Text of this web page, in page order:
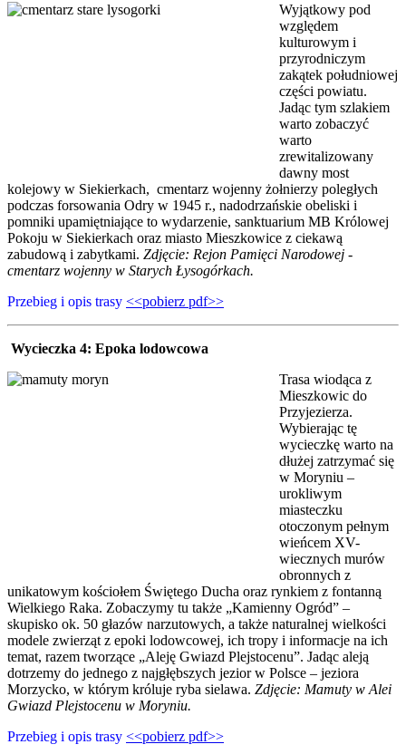
Wyjątkowy pod
względem
kulturowym i
przyrodniczym
zakątek południowej
części powiatu.
Jadąc tym szlakiem
warto zobaczyć
warto
zrewitalizowany
dawny most
kolejowy w Siekierkach, cmentarz wojenny żołnierzy poległych
podczas forsowania Odry w 1945 r., nadodrzańskie obeliski i
pomniki upamiętniające to wydarzenie, sanktuarium MB Królowej
Pokoju w Siekierkach oraz miasto Mieszkowice z ciekawą
zabudową i zabytkami. Zdjęcie: Rejon Pamięci Narodowej -
cmentarz wojenny w Starych Łysogórkach.
Przebieg i opis trasy <<pobierz pdf>>
Wycieczka 4: Epoka lodowcowa
Trasa wiodąca z
Mieszkowic do
Przyjezierza.
Wybierając tę
wycieczkę warto na
dłużej zatrzymać się
w Moryniu –
urokliwym
miasteczku
otoczonym pełnym
wieńcem XV-
wiecznych murów
obronnych z
unikatowym kościołem Świętego Ducha oraz rynkiem z fontanną
Wielkiego Raka. Zobaczymy tu także „Kamienny Ogród” –
skupisko ok. 50 głazów narzutowych, a także naturalnej wielkości
modele zwierząt z epoki lodowcowej, ich tropy i informacje na ich
temat, razem tworzące „Aleję Gwiazd Plejstocenu”. Jadąc aleją
dotrzemy do jednego z najgłębszych jezior w Polsce – jeziora
Morzycko, w którym króluje ryba sielawa. Zdjęcie: Mamuty w Alei
Gwiazd Plejstocenu w Moryniu.
Przebieg i opis trasy <<pobierz pdf>>